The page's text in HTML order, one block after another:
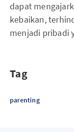
dapat
kebaikan,
menjadi pribadi
Tag
parenting